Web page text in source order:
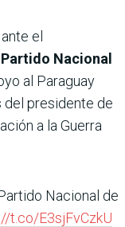
el
Nacional
al Paraguay
presidente de
a la Guerra
Nacional de
t.co/E3sjFvCzkU